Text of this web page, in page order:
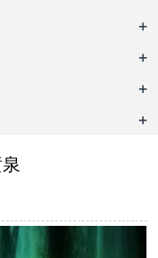
+
+
+
+